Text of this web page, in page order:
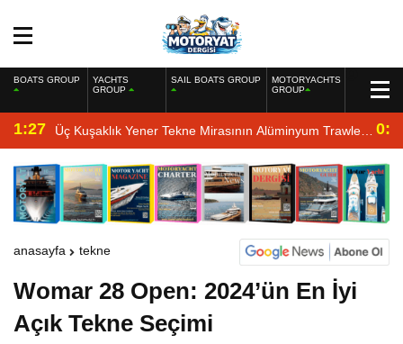
BOATS GROUP
YACHTS
GROUP
SAIL BOATS GROUP
MOTORYACHTS
GROUP
1:27 Üç Kuşaklık Yener Tekne Mirasının Alüminyum Trawler
Yorumu
anasayfa tekne
Womar 28 Open: 2024’ün En İyi
Açık Tekne Seçimi